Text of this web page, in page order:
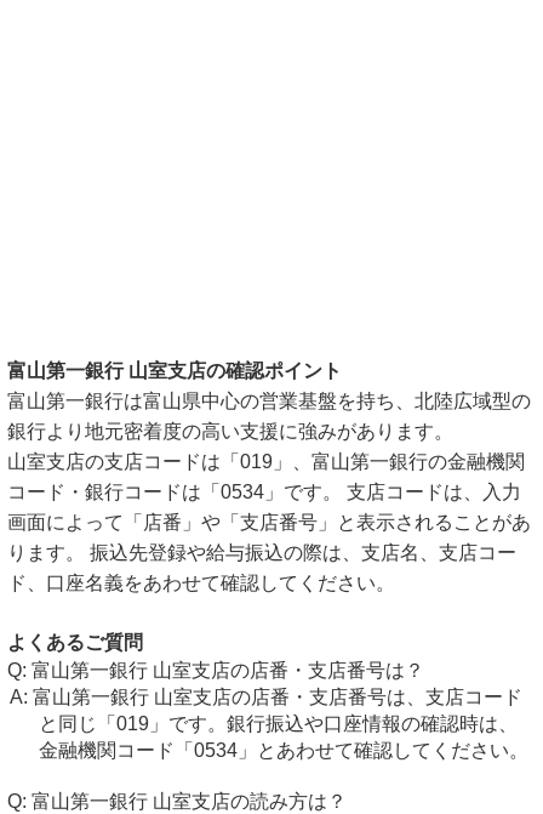
富山第一銀行 山室支店の確認ポイント
富山第一銀行は富山県中心の営業基盤を持ち、北陸広域型の
銀行より地元密着度の高い支援に強みがあります。
山室支店の支店コードは「019」、富山第一銀行の金融機関
コード・銀行コードは「0534」です。 支店コードは、入力
画面によって「店番」や「支店番号」と表示されることがあ
ります。 振込先登録や給与振込の際は、支店名、支店コー
ド、口座名義をあわせて確認してください。
よくあるご質問
富山第一銀行 山室支店の店番・支店番号は？
富山第一銀行 山室支店の店番・支店番号は、支店コード
と同じ「019」です。銀行振込や口座情報の確認時は、
金融機関コード「0534」とあわせて確認してください。
富山第一銀行 山室支店の読み方は？